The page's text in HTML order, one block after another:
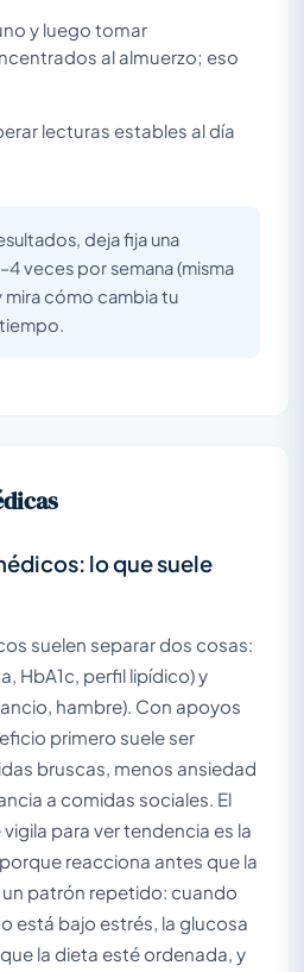
y luego tomar
al almuerzo; eso
lecturas estables al día
deja fija una
veces por semana (misma
mira cómo cambia tu
lo que suele
suelen separar dos cosas:
HbA1c, perfil lipídico) y
hambre). Con apoyos
primero suele ser
bruscas, menos ansiedad
a comidas sociales. El
para ver tendencia es la
reacciona antes que la
un patrón repetido: cuando
está bajo estrés, la glucosa
la dieta esté ordenada, y